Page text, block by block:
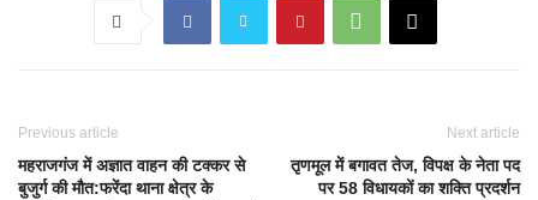
Previous article
महराजगंज में अज्ञात वाहन की टक्कर से
बुजुर्ग की मौत:फरेंदा थाना क्षेत्र के
Next article
तृणमूल में बगावत तेज, विपक्ष के नेता पद
पर 58 विधायकों का शक्ति प्रदर्शन